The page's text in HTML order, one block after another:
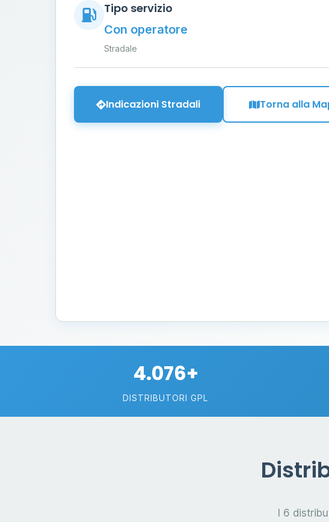
Tipo servizio
Con operatore
Stradale
Indicazioni Stradali Torna alla
4.076+
DISTRIBUTORI GPL
I 6